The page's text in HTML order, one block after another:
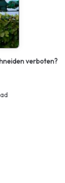
verboten?